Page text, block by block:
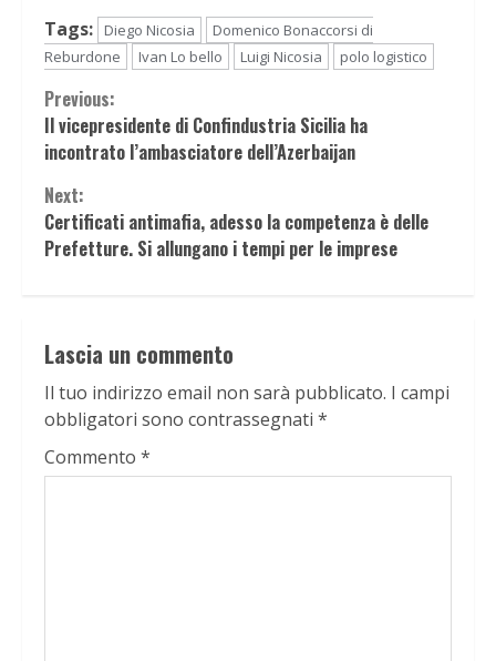
Tags:
Diego Nicosia
Domenico Bonaccorsi di
Reburdone
Ivan Lo bello Luigi Nicosia polo logistico
Continue
Reading
Previous:
Il vicepresidente di Confindustria Sicilia ha
incontrato l’ambasciatore dell’Azerbaijan
Next:
Certificati antimafia, adesso la competenza è delle
Prefetture. Si allungano i tempi per le imprese
Lascia un commento
Il tuo indirizzo email non sarà pubblicato. I campi
obbligatori sono contrassegnati *
Commento *